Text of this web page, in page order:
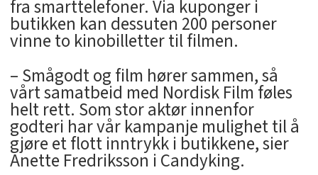
fra smarttelefoner. Via kuponger i
butikken kan dessuten 200 personer
vinne to kinobilletter til filmen.
– Smågodt og film hører sammen, så
vårt samatbeid med Nordisk Film føles
helt rett. Som stor aktør innenfor
godteri har vår kampanje mulighet til å
gjøre et flott inntrykk i butikkene, sier
Anette Fredriksson i Candyking.